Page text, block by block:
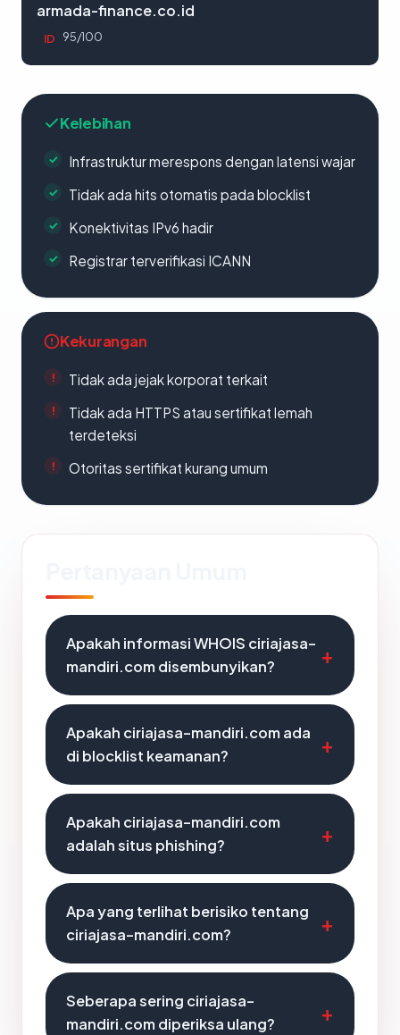
armada-finance.co.id
ID 95/100
Kelebihan
Infrastruktur merespons dengan latensi wajar
Tidak ada hits otomatis pada blocklist
Konektivitas IPv6 hadir
Registrar terverifikasi ICANN
Kekurangan
Tidak ada jejak korporat terkait
Tidak ada HTTPS atau sertifikat lemah
terdeteksi
Otoritas sertifikat kurang umum
Apakah informasi WHOIS ciriajasa-
mandiri.com disembunyikan?
Apakah ciriajasa-mandiri.com ada
di blocklist keamanan?
Apakah ciriajasa-mandiri.com
adalah situs phishing?
Apa yang terlihat berisiko tentang
ciriajasa-mandiri.com?
Seberapa sering ciriajasa-
mandiri.com diperiksa ulang?